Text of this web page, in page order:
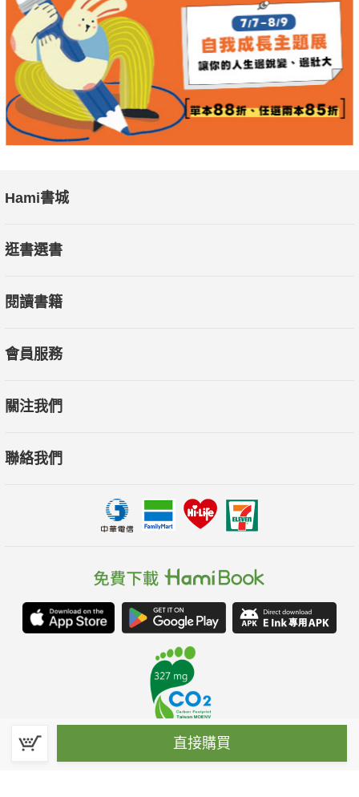
直接購買
Hami書城
逛書選書
閱讀書籍
會員服務
關注我們
聯絡我們